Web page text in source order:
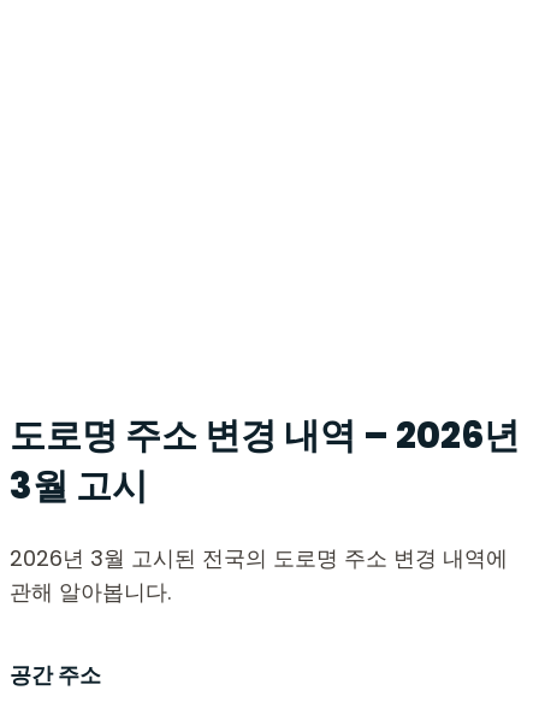
도로명 주소 변경 내역 – 2026년
3월 고시
2026년 3월 고시된 전국의 도로명 주소 변경 내역에
관해 알아봅니다.
공간 주소